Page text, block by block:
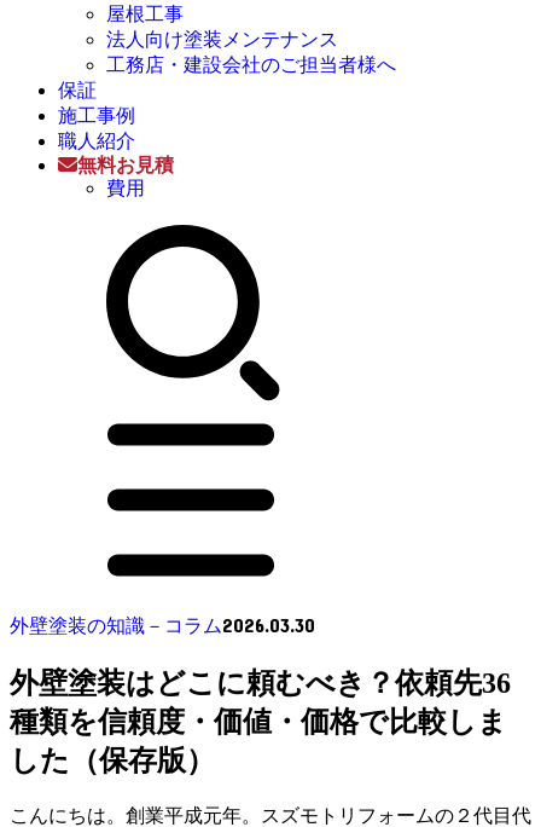
屋根工事
法人向け塗装メンテナンス
工務店・建設会社のご担当者様へ
保証
施工事例
職人紹介
無料お見積
費用
外壁塗装の知識－コラム2026.03.30
外壁塗装はどこに頼むべき？依頼先36
種類を信頼度・価値・価格で比較しま
した（保存版）
こんにちは。創業平成元年。スズモトリフォームの２代目代